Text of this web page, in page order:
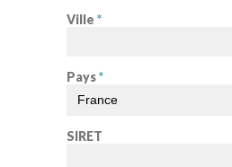
Ville *
Pays*
SIRET